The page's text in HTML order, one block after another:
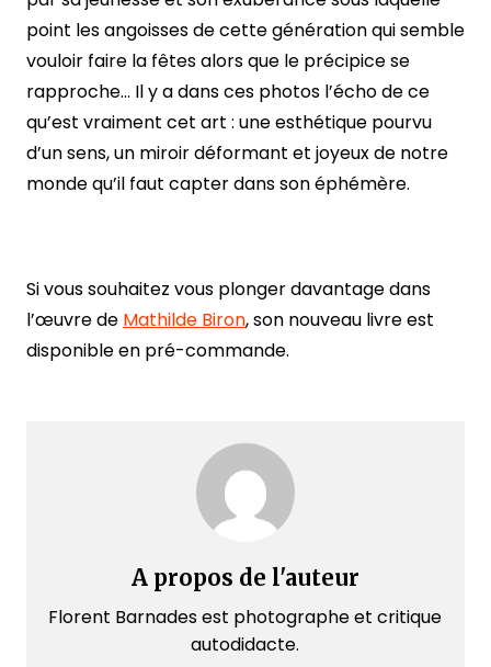
point les angoisses de cette génération qui semble
vouloir faire la fêtes alors que le précipice se
rapproche… Il y a dans ces photos l’écho de ce
qu’est vraiment cet art : une esthétique pourvu
d’un sens, un miroir déformant et joyeux de notre
monde qu’il faut capter dans son éphémère.
Si vous souhaitez vous plonger davantage dans
l’œuvre de Mathilde Biron, son nouveau livre est
disponible en pré-commande.
A propos de l'auteur
Florent Barnades est photographe et critique
autodidacte.